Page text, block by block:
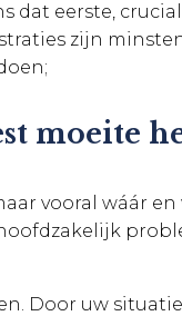
eerste,
zijn
moeite
vooral wáár en
Door uw